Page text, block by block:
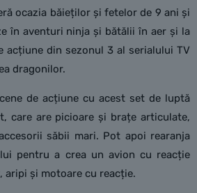
ocazia băieților și fetelor de 9 ani și
în aventuri ninja și bătălii în aer și la
acțiune din sezonul 3 al serialului TV
dragonilor.
de acțiune cu acest set de luptă
care are picioare și brațe articulate,
săbii mari. Pot apoi rearanja
pentru a crea un avion cu reacție
aripi și motoare cu reacție.